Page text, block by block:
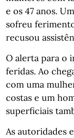
e os 47 anos.
sofreu
recusou
O alerta para o
feridas. Ao
com uma
costas e um
superficiais
As autoridades